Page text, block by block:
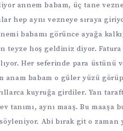
annem babam, üç tane
hep aynı vezneye sıraya
babamı görünce ayağa
teyze hoş geldiniz diyor.
Her seferinde para üstünü
anam babam o güler yüzü
kuyruğa girdiler. Yan
tanımı, aynı maaş. Bu maaşa
Abi bırak git o zaman